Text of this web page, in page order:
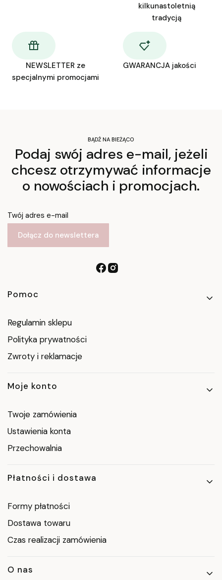
kilkunastoletnią
tradycją
NEWSLETTER ze
specjalnymi promocjami
GWARANCJA jakości
BĄDŹ NA BIEŻĄCO
Podaj swój adres e-mail, jeżeli
chcesz otrzymywać informacje
o nowościach i promocjach.
Twój adres e-mail
Dołącz do newslettera
Linki w stopce
Pomoc
Regulamin sklepu
Polityka prywatności
Zwroty i reklamacje
Moje konto
Twoje zamówienia
Ustawienia konta
Przechowalnia
Płatności i dostawa
Formy płatności
Dostawa towaru
Czas realizacji zamówienia
O nas